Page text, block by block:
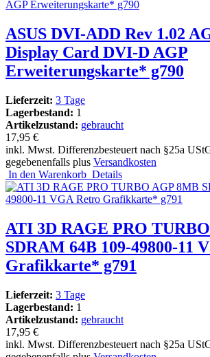
ASUS DVI-ADD Rev 1.02
Display Card DVI-D AGP
Erweiterungskarte* g790
Lieferzeit: 3 Tage
Lagerbestand: 1
Artikelzustand: gebraucht
17,95 €
inkl. Mwst. Differenzbesteuert nach §25a
gegebenenfalls plus Versandkosten
In den Warenkorb Details
ATI 3D RAGE PRO
SDRAM 64B 109-49800-11
Grafikkarte* g791
Lieferzeit: 3 Tage
Lagerbestand: 1
Artikelzustand: gebraucht
17,95 €
inkl. Mwst. Differenzbesteuert nach §25a